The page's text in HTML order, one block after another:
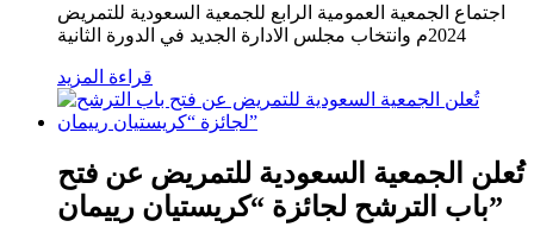
اجتماع الجمعية العمومية الرابع للجمعية السعودية للتمريض
2024م وانتخاب مجلس الادارة الجديد في الدورة الثانية
قراءة المزيد
تُعلن الجمعية السعودية للتمريض عن فتح
باب الترشح لجائزة “كريستيان رييمان”